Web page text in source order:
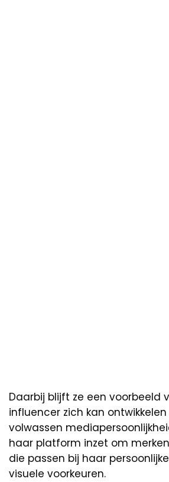
Daarbij blijft ze een voorbeeld
influencer zich kan
volwassen
haar platform inzet om
die passen bij haar
visuele voorkeuren.